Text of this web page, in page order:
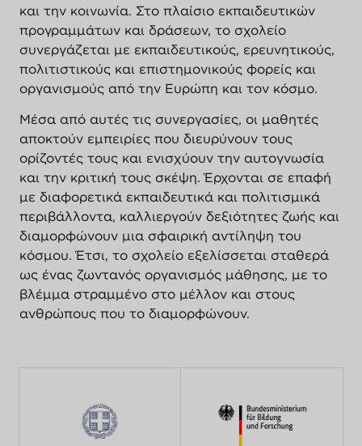
και την κοινωνία. Στο πλαίσιο εκπαιδευτικών
προγραμμάτων και δράσεων, το σχολείο
συνεργάζεται με εκπαιδευτικούς, ερευνητικούς,
πολιτιστικούς και επιστημονικούς φορείς και
οργανισμούς από την Ευρώπη και τον κόσμο.
Μέσα από αυτές τις συνεργασίες, οι μαθητές
αποκτούν εμπειρίες που διευρύνουν τους
ορίζοντές τους και ενισχύουν την αυτογνωσία
και την κριτική τους σκέψη. Έρχονται σε επαφή
με διαφορετικά εκπαιδευτικά και πολιτισμικά
περιβάλλοντα, καλλιεργούν δεξιότητες ζωής και
διαμορφώνουν μια σφαιρική αντίληψη του
κόσμου. Έτσι, το σχολείο εξελίσσεται σταθερά
ως ένας ζωντανός οργανισμός μάθησης, με το
βλέμμα στραμμένο στο μέλλον και στους
ανθρώπους που το διαμορφώνουν.